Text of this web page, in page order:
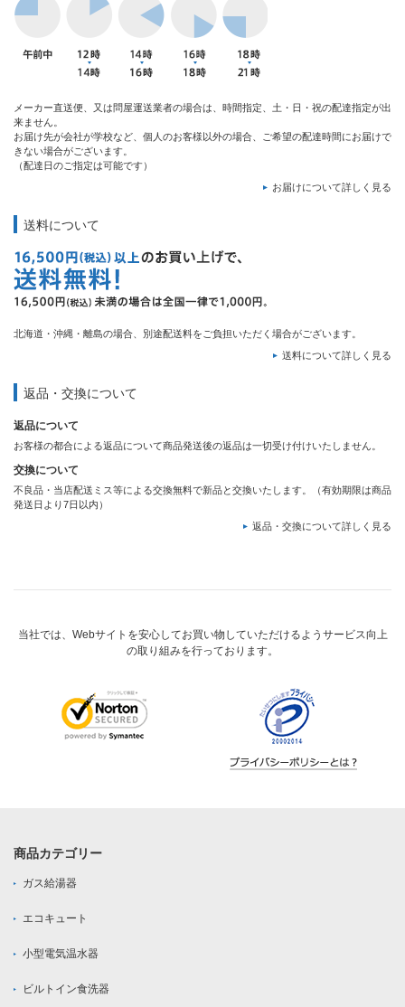
メーカー直送便、又は問屋運送業者の場合は、時間指定、土・日・祝の配達指定が出
来ません。
お届け先が会社が学校など、個人のお客様以外の場合、ご希望の配達時間にお届けで
きない場合がございます。
（配達日のご指定は可能です）
お届けについて詳しく見る
送料について
北海道・沖縄・離島の場合、別途配送料をご負担いただく場合がございます。
送料について詳しく見る
返品・交換について
返品について
お客様の都合による返品について商品発送後の返品は一切受け付けいたしません。
交換について
不良品・当店配送ミス等による交換無料で新品と交換いたします。（有効期限は商品
発送日より7日以内）
返品・交換について詳しく見る
当社では、Webサイトを安心してお買い物していただけるようサービス向上
の取り組みを行っております。
商品カテゴリー
ガス給湯器
エコキュート
小型電気温水器
ビルトイン食洗器